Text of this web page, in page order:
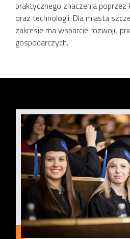
praktycznego znaczenia poprzez
oraz technologii. Dla miasta
zakresie ma wsparcie rozwoju
gospodarczych.